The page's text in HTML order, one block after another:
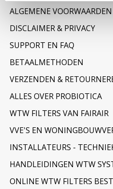
ALGEMENE VOORWAARDEN
DISCLAIMER & PRIVACY
SUPPORT EN FAQ
BETAALMETHODEN
VERZENDEN &
ALLES OVER PROBIOTICA
WTW FILTERS VAN FAIRAIR
VVE'S EN
INSTALLATEURS -
HANDLEIDINGEN WTW
ONLINE WTW FILTERS